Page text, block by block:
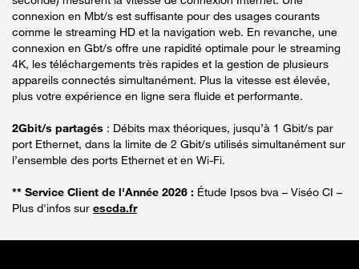
connexion en Mbt/s est suffisante pour des usages courants
comme le streaming HD et la navigation web. En revanche, une
connexion en Gbt/s offre une rapidité optimale pour le streaming
4K, les téléchargements très rapides et la gestion de plusieurs
appareils connectés simultanément. Plus la vitesse est élevée,
plus votre expérience en ligne sera fluide et performante.
2Gbit/s partagés : Débits max théoriques, jusqu’à 1 Gbit/s par
port Ethernet, dans la limite de 2 Gbit/s utilisés simultanément sur
l’ensemble des ports Ethernet et en Wi-Fi.
** Service Client de l'Année 2026 : Étude Ipsos bva – Viséo CI –
Plus d'infos sur escda.fr